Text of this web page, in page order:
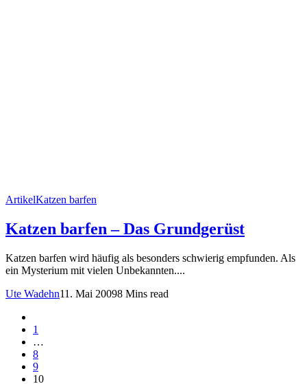
ArtikelKatzen barfen
Katzen barfen – Das Grundgerüst
Katzen barfen wird häufig als besonders schwierig empfunden. Als
ein Mysterium mit vielen Unbekannten....
Ute Wadehn11. Mai 20098 Mins read
1
…
8
9
10